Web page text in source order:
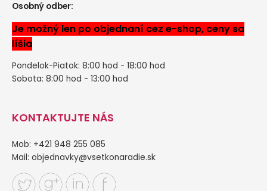
Osobný odber:
Je možný len po objednaní cez e-shop, ceny sa
líšia
Pondelok-Piatok: 8:00 hod - 18:00 hod
Sobota: 8:00 hod - 13:00 hod
KONTAKTUJTE NÁS
Mob: +421 948 255 085
Mail: objednavky@vsetkonaradie.sk